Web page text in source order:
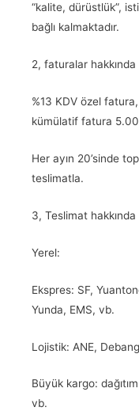
“kalite, dürüstlük”,
bağlı kalmaktadır.
2, faturalar hakkında
%13 KDV özel
kümülatif fatura
Her ayın 20’sinde
teslimatla.
3, Teslimat hakkında
Yerel:
Ekspres: SF,
Yunda, EMS, vb.
Lojistik: ANE,
Büyük kargo:
vb.